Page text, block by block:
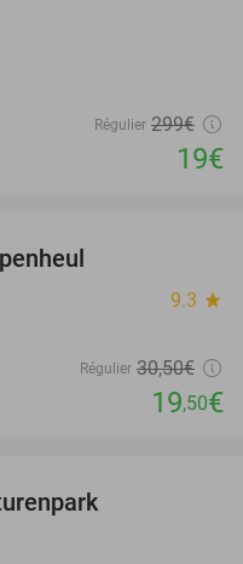
Régulier 299€
19€
9.3 star
Régulier 30,50€
19,50€